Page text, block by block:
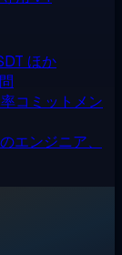
ほか
コミットメン
エンジニア、